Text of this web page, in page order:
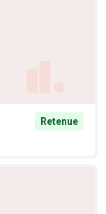
Retenue